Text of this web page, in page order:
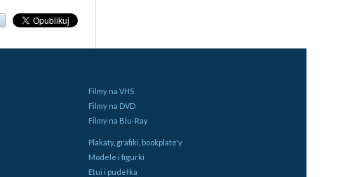
Filmy na VHS
Filmy na DVD
Filmy na Blu-Ray
Plakaty, grafiki, bookplate'y
Modele i figurki
Etui i pudełka